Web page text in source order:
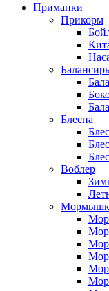
Приманки
Прикорм
Блесна
Воблер